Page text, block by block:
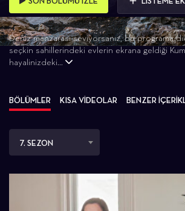
Deniz manzarası seviyorsanız, bu programa
seçkin sahillerindeki evlerin ekrana geldiği
hayalinizdeki...
BÖLÜMLER KISA VİDEOLAR BENZER
7. SEZON